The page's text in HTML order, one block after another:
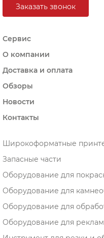
Заказать звонок
Сервис
О компании
Доставка и оплата
Обзоры
Новости
Контакты
Широкоформатные
Запасные части
Оборудование для
Оборудование для
Оборудование для
Оборудование для